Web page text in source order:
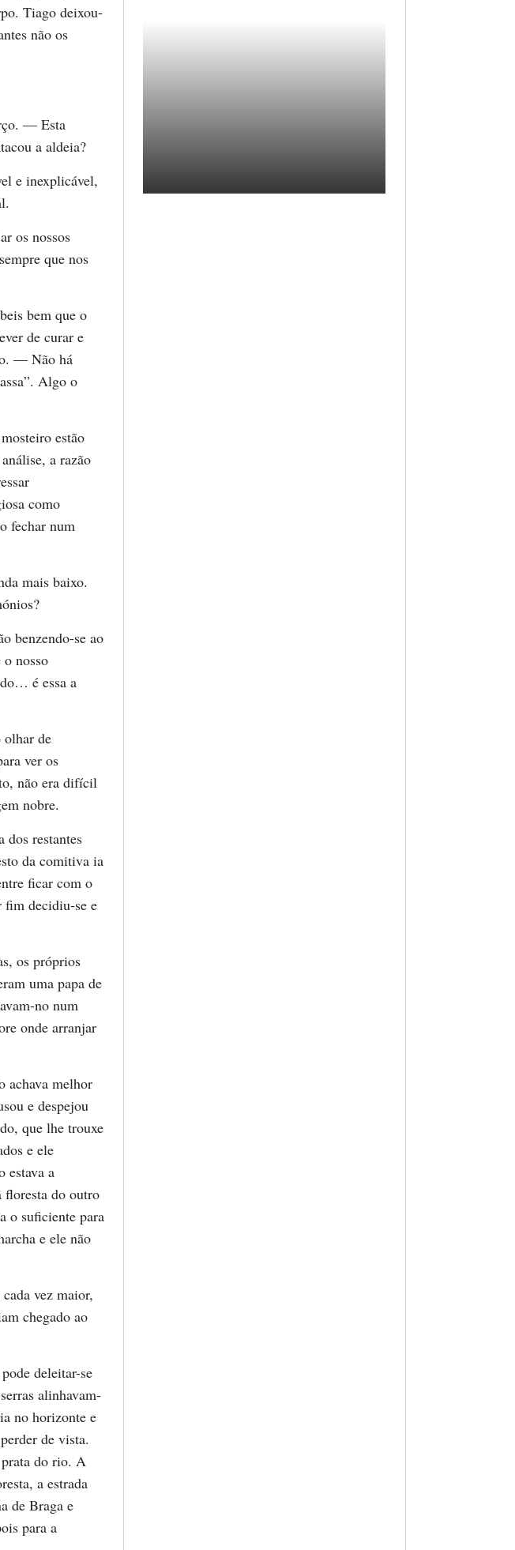
Tiago deixou-
não os
— Esta
a aldeia?
e inexplicável,
os nossos
que nos
bem que o
de curar e
— Não há
Algo o
estão
a razão
como
fechar num
mais baixo.
benzendo-se ao
nosso
é essa a
olhar de
ver os
não era difícil
nobre.
dos restantes
da comitiva ia
ficar com o
fim decidiu-se e
os próprios
uma papa de
no num
onde arranjar
achava melhor
e despejou
que lhe trouxe
e ele
estava a
floresta do outro
o suficiente para
e ele não
vez maior,
chegado ao
deleitar-se
alinhavam-
no horizonte e
de vista.
do rio. A
a estrada
de Braga e
para a